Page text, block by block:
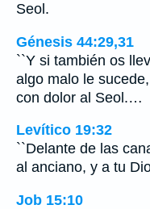
Seol.
Génesis 44:29,31
``Y si también os
algo malo le
con dolor al Seol.…
Levítico 19:32
``Delante de las
al anciano, y a tu
Job 15:10